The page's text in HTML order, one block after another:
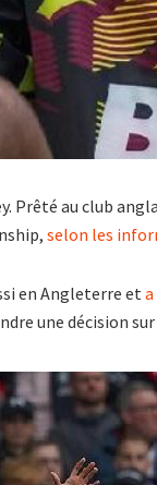
Prêté au club
selon les
en Angleterre et
une décision